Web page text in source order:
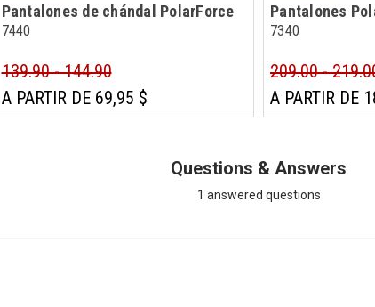
Pantalones de chándal PolarForce
7440
139.90 - 144.90
A PARTIR DE 69,95 $
Pantalones
7340
209.00 -
A PARTIR DE
Questions & Answers
1 answered questions